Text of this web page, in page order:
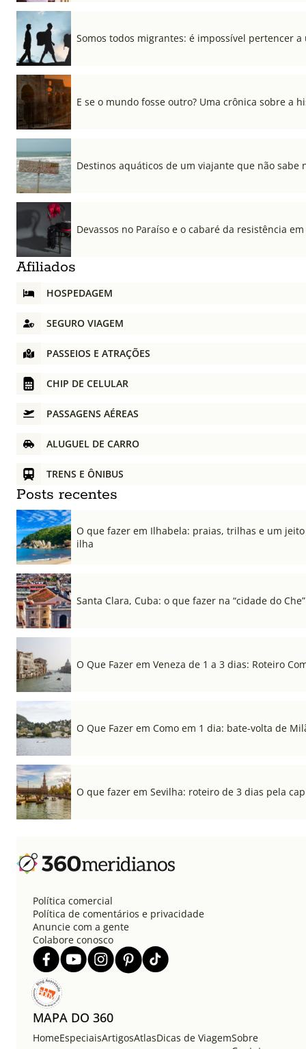
Somos todos migrantes: é impossível pertencer a
E se o mundo fosse outro? Uma crônica sobre a
Destinos aquáticos de um viajante que não sabe
Devassos no Paraíso e o cabaré da resistência em
Afiliados
HOSPEDAGEM
SEGURO VIAGEM
PASSEIOS E ATRAÇÕES
CHIP DE CELULAR
PASSAGENS AÉREAS
ALUGUEL DE CARRO
TRENS E ÔNIBUS
Posts recentes
O que fazer em Ilhabela: praias, trilhas e um
ilha
Santa Clara, Cuba: o que fazer na “cidade do Che”
O Que Fazer em Veneza de 1 a 3 dias: Roteiro
O Que Fazer em Como em 1 dia: bate-volta de
O que fazer em Sevilha: roteiro de 3 dias pela
Política comercial
Política de comentários e privacidade
Anuncie com a gente
Colabore conosco
MAPA DO 360
HomeEspeciaisArtigosAtlasDicas de ViagemSobre